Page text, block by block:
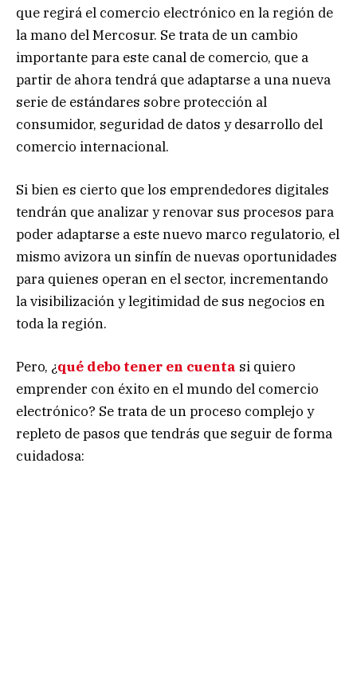
que regirá el comercio electrónico en la región de
la mano del Mercosur. Se trata de un cambio
importante para este canal de comercio, que a
partir de ahora tendrá que adaptarse a una nueva
serie de estándares sobre protección al
consumidor, seguridad de datos y desarrollo del
comercio internacional.
Si bien es cierto que los emprendedores digitales
tendrán que analizar y renovar sus procesos para
poder adaptarse a este nuevo marco regulatorio, el
mismo avizora un sinfín de nuevas oportunidades
para quienes operan en el sector, incrementando
la visibilización y legitimidad de sus negocios en
toda la región.
Pero, ¿qué debo tener en cuenta si quiero
emprender con éxito en el mundo del comercio
electrónico? Se trata de un proceso complejo y
repleto de pasos que tendrás que seguir de forma
cuidadosa: